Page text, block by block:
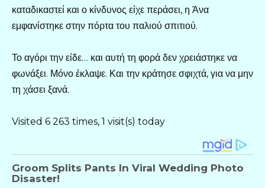
καταδικαστεί και ο κίνδυνος είχε περάσει, η Άνα
εμφανίστηκε στην πόρτα του παλιού σπιτιού.
Το αγόρι την είδε… και αυτή τη φορά δεν χρειάστηκε να
φωνάξει. Μόνο έκλαψε. Και την κράτησε σφιχτά, για να μην
τη χάσει ξανά.
Visited 6 263 times, 1 visit(s) today